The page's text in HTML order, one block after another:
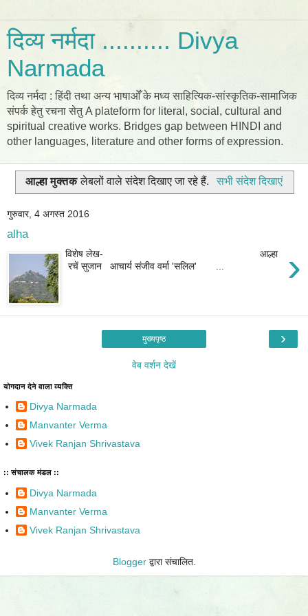
दिव्य नर्मदा .......... Divya
Narmada
दिव्य नर्मदा : हिंदी तथा अन्य भाषाओँ के मध्य साहित्यिक-सांस्कृतिक-सामाजिक
संपर्क हेतु रचना सेतु A plateform for literal, social, cultural and
spiritual creative works. Bridges gap between HINDI and
other languages, literature and other forms of expression.
आल्हा मुक्तकलेबलों वाले संदेश दिखाए जा रहे हैं. सभी संदेश दिखाएं
गुरुवार, 4 अगस्त 2016
alha
›
विशेष लेख- आल्हा
रचें सुजान आचार्य संजीव वर्मा 'सलिल' ...
›
मुख्यपृष्ठ
वेब वर्शन देखें
योगदान देने वाला व्यक्ति
Divya Narmada
Manvanter Verma
Vivek Ranjan Shrivastava
:: संचालक मंडल ::
Divya Narmada
Manvanter Verma
Vivek Ranjan Shrivastava
Bloggerद्वारा संचालित.